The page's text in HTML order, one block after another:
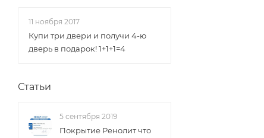
11 ноября 2017
Купи три двери и получи 4-ю
дверь в подарок! 1+1+1=4
Статьи
5 сентября 2019
Покрытие Ренолит что